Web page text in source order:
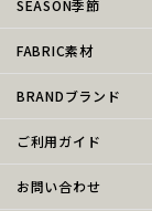
SEASON季節
FABRIC素材
BRANDブランド
ご利用ガイド
お問い合わせ